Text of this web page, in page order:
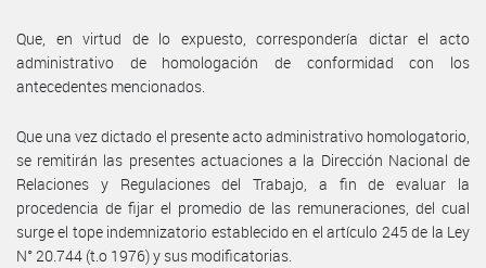
Que, en virtud de lo expuesto, correspondería dictar el acto
administrativo de homologación de conformidad con los
antecedentes mencionados.
Que una vez dictado el presente acto administrativo homologatorio,
se remitirán las presentes actuaciones a la Dirección Nacional de
Relaciones y Regulaciones del Trabajo, a fin de evaluar la
procedencia de fijar el promedio de las remuneraciones, del cual
surge el tope indemnizatorio establecido en el artículo 245 de la Ley
N° 20.744 (t.o 1976) y sus modificatorias.